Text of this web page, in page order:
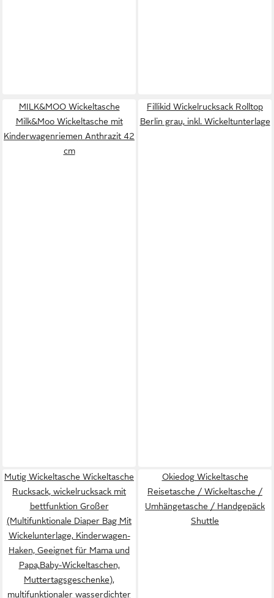
MILK&MOO Wickeltasche
Milk&Moo Wickeltasche mit
Kinderwagenriemen Anthrazit 42
cm
Fillikid Wickelrucksack Rolltop
Berlin grau, inkl. Wickeltunterlage
Mutig Wickeltasche Wickeltasche
Rucksack, wickelrucksack mit
bettfunktion Großer
(Multifunktionale Diaper Bag Mit
Wickelunterlage, Kinderwagen-
Haken, Geeignet für Mama und
Papa,Baby-Wickeltaschen,
Muttertagsgeschenke),
multifunktionaler wasserdichter
Okiedog Wickeltasche
Reisetasche / Wickeltasche /
Umhängetasche / Handgepäck
Shuttle